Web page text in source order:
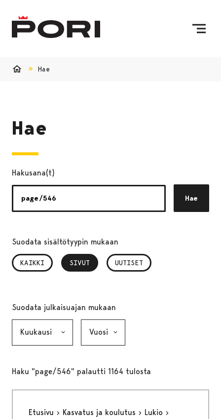
Hae
Hae
Hakusana(t)
Hae
Suodata sisältötyypin mukaan
KAIKKI SIVUT
, VALITTU UUTISET
Suodata julkaisuajan mukaan
Haku "page/546" palautti 1164 tulosta
Etusivu Kasvatus ja koulutus
Lukio